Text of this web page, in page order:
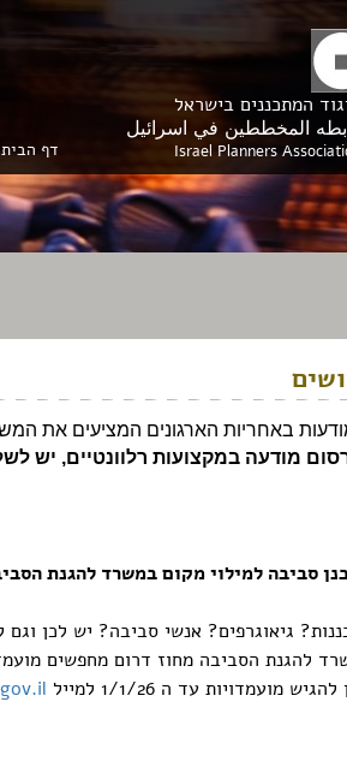
המתכננים בישראל
المخططين في اسرائيل
Israel Planners דף הבית
באחריות הארגונים המציעים את
מודעה במקצועות רלוונטיים, יש
סביבה למילוי מקום במשרד להגנת
גיאוגרפים? אנשי סביבה? יש לכן
להגנת הסביבה מחוז דרום מחפשים
מועמדויות עד ה 1/1/26 למייל